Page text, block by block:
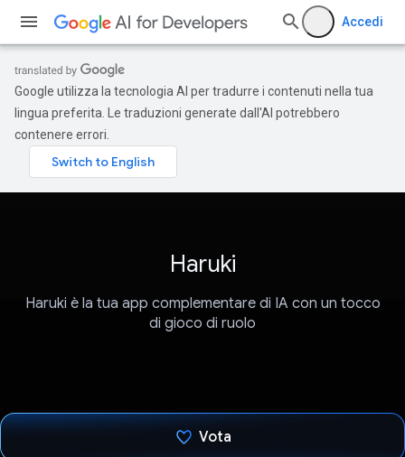
Accedi
Google utilizza la tecnologia AI per tradurre i contenuti nella tua
lingua preferita. Le traduzioni generate dall'AI potrebbero
contenere errori.
Haruki
Haruki è la tua app complementare di IA con un tocco
di gioco di ruolo
Vota